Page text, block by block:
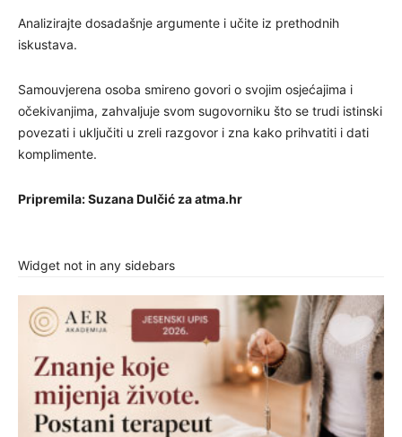
Analizirajte dosadašnje argumente i učite iz prethodnih
iskustava.
Samouvjerena osoba smireno govori o svojim osjećajima i
očekivanjima, zahvaljuje svom sugovorniku što se trudi istinski
povezati i uključiti u zreli razgovor i zna kako prihvatiti i dati
komplimente.
Pripremila: Suzana Dulčić za atma.hr
Widget not in any sidebars